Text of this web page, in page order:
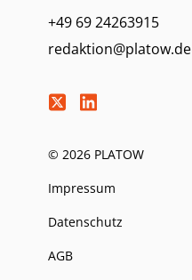
+49 69 24263915
redaktion@platow.de
© 2026 PLATOW
Impressum
Datenschutz
AGB